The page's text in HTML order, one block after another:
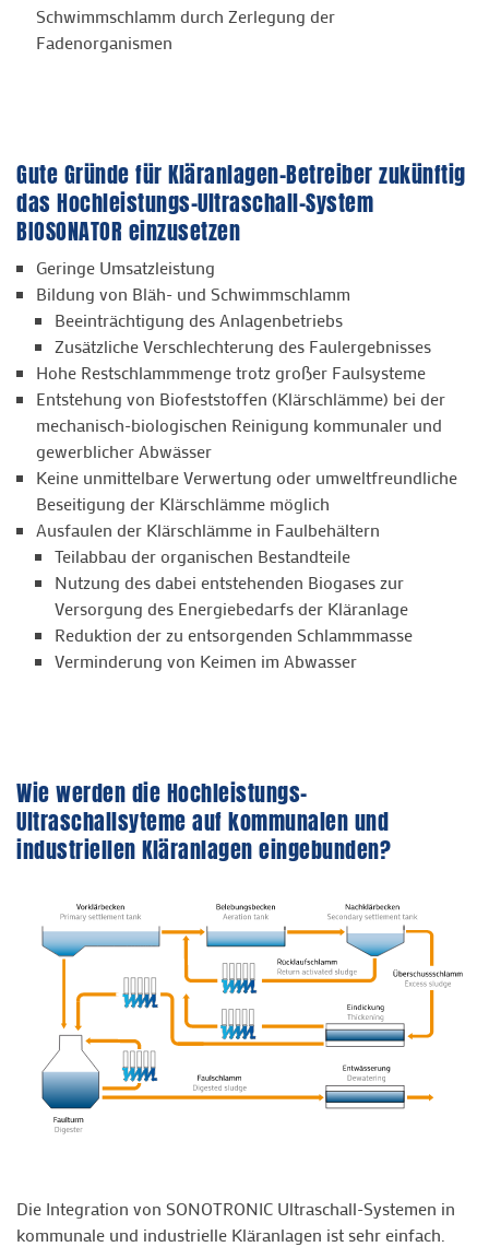
Schwimmschlamm durch Zerlegung der
Fadenorganismen
Gute Gründe für Kläranlagen-Betreiber zukünftig
das Hochleistungs-Ultraschall-System
BIOSONATOR einzusetzen
Geringe Umsatzleistung
Bildung von Bläh- und Schwimmschlamm
Beeinträchtigung des Anlagenbetriebs
Zusätzliche Verschlechterung des Faulergebnisses
Hohe Restschlammmenge trotz großer Faulsysteme
Entstehung von Biofeststoffen (Klärschlämme) bei der
mechanisch-biologischen Reinigung kommunaler und
gewerblicher Abwässer
Keine unmittelbare Verwertung oder umweltfreundliche
Beseitigung der Klärschlämme möglich
Ausfaulen der Klärschlämme in Faulbehältern
Teilabbau der organischen Bestandteile
Nutzung des dabei entstehenden Biogases zur
Versorgung des Energiebedarfs der Kläranlage
Reduktion der zu entsorgenden Schlammmasse
Verminderung von Keimen im Abwasser
Wie werden die Hochleistungs-
Ultraschallsyteme auf kommunalen und
industriellen Kläranlagen eingebunden?
Die Integration von SONOTRONIC Ultraschall-Systemen in
kommunale und industrielle Kläranlagen ist sehr einfach.